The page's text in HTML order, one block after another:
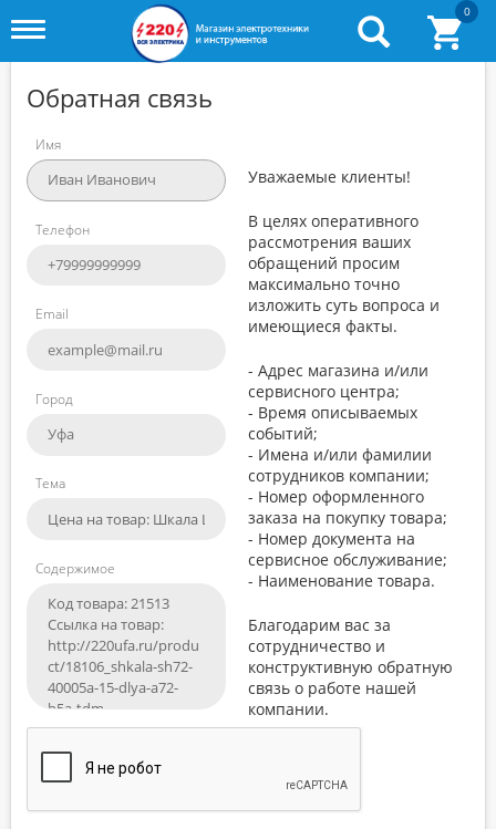
Toggle
0
Обратная связь
Имя
Телефон
Email
Город
Тема
Содержимое
Уважаемые клиенты!
В целях оперативного
рассмотрения ваших
обращений просим
максимально точно
изложить суть вопроса и
имеющиеся факты.
- Адрес магазина и/или
сервисного центра;
- Время описываемых
событий;
- Имена и/или фамилии
сотрудников компании;
- Номер оформленного
заказа на покупку товара;
- Номер документа на
сервисное обслуживание;
- Наименование товара.
Благодарим вас за
сотрудничество и
конструктивную обратную
связь о работе нашей
компании.